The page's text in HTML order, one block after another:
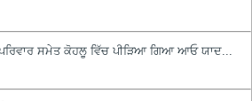
ਸਮੇਤ ਕੋਹਲੂ ਵਿੱਚ ਪੀੜਿਆ ਗਿਆ ਆਓ ਯਾਦ...